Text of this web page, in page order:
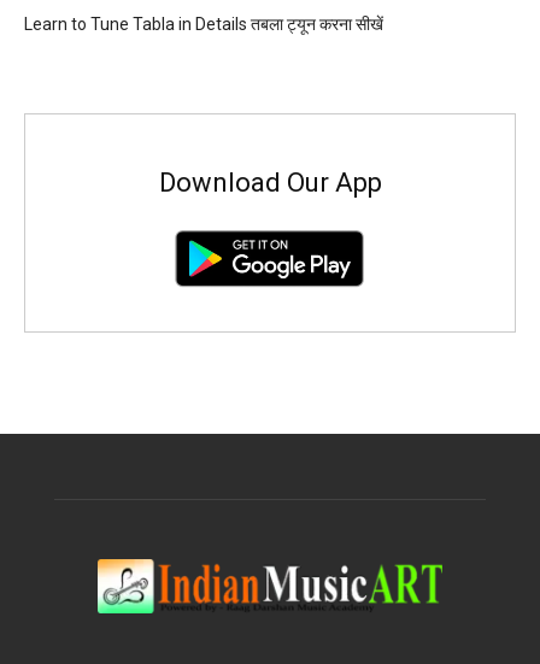
Learn to Tune Tabla in Details तबला ट्यून करना सीखें
Download Our App